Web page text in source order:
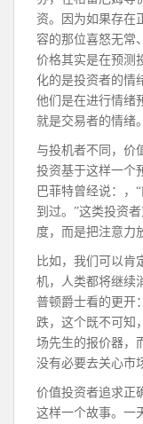
资。因为如果存在
容的那位喜怒无常
价格其实是在预测
化的是投资者的情
他们是在进行情绪
就是交易者的情绪。
与投机者不同，价
投资基于这样一个
巴菲特曾经说：，
到过。”这类投资
度，而是把注意力
比如，我们可以肯
机，人类都将继续
普顿爵士看的更开
跌，这个既不可知
场先生的报价器，
没有必要去关心市
价值投资者追求正
这样一个故事。一